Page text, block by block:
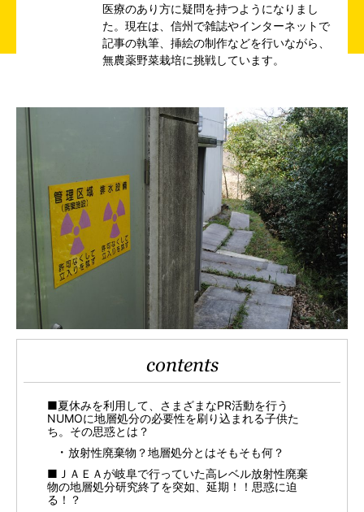
医療のあり方に疑問を持つようになりまし
た。現在は、信州で雑誌やインターネットで
記事の執筆、挿絵の制作などを行いながら、
無農薬野菜栽培に挑戦しています。
contents
■夏休みを利用して、さまざまなPR活動を行う
NUMOに地層処分の必要性を刷り込まれる子供た
ち。その思惑とは？
放射性廃棄物？地層処分とはそもそも何？
■ＪＡＥＡが岐阜で行っていた高レベル放射性廃棄
物の地層処分研究終了を突如、延期！！思惑に迫
る！？